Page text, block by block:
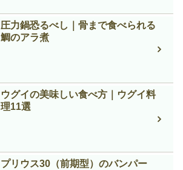
圧力鍋恐るべし｜骨まで食べられる
鯛のアラ煮
ウグイの美味しい食べ方｜ウグイ料
理11選
プリウス30（前期型）のバンパー